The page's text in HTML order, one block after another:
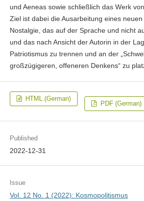
und Aeneas sowie schließlich das Werk
Ziel ist dabei die Ausarbeitung eines
Nostalgie, das auf der Sprache und nicht
und das nach Ansicht der Autorin in der
Patriotismus zu trennen und an der
großzügigeren, offeneren Denkens“ zu
HTML (German)
PDF (German)
Published
2022-12-31
Issue
Vol. 12 No. 1 (2022): Kosmopolitismus